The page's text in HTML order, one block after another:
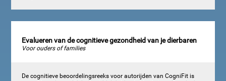
Evalueren van de cognitieve gezondheid van je dierbaren
Voor ouders of families
De cognitieve beoordelingsreeks voor autorijden van CogniFit is